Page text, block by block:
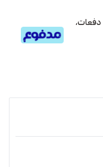
قسم دفعاتك بطريقة ميسرة إلى 4 وحتى 6 دفعات،